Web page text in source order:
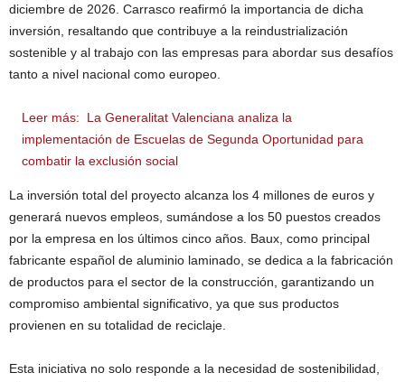
diciembre de 2026. Carrasco reafirmó la importancia de dicha
inversión, resaltando que contribuye a la reindustrialización
sostenible y al trabajo con las empresas para abordar sus desafíos
tanto a nivel nacional como europeo.
Leer más:
La Generalitat Valenciana analiza la
implementación de Escuelas de Segunda Oportunidad para
combatir la exclusión social
La inversión total del proyecto alcanza los 4 millones de euros y
generará nuevos empleos, sumándose a los 50 puestos creados
por la empresa en los últimos cinco años. Baux, como principal
fabricante español de aluminio laminado, se dedica a la fabricación
de productos para el sector de la construcción, garantizando un
compromiso ambiental significativo, ya que sus productos
provienen en su totalidad de reciclaje.
Esta iniciativa no solo responde a la necesidad de sostenibilidad,